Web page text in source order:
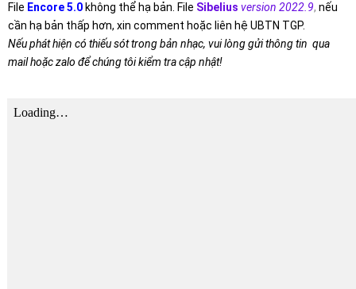
File Encore 5.0 không thể hạ bản. File Sibelius version 2022.9, nếu
cần hạ bản thấp hơn, xin comment hoặc liên hệ UBTN TGP.
Nếu phát hiện có thiếu sót trong bản nhạc, vui lòng gửi thông tin qua
mail hoặc zalo để chúng tôi kiểm tra cập nhật!